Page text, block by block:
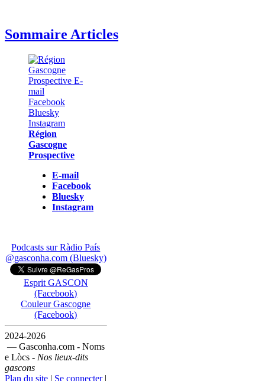
Sommaire Articles
Région
Gascogne
Prospective
E-mail
Facebook
Bluesky
Instagram
Podcasts sur Ràdio País
@gasconha.com (Bluesky)
Esprit GASCON
(Facebook)
Couleur Gascogne
(Facebook)
2024-2026
— Gasconha.com - Noms
e Lòcs - Nos lieux-dits
gascons
Plan du site | Se connecter|